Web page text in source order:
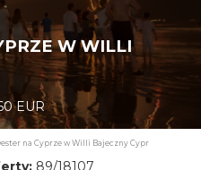
W WILLI
EUR
na Cyprze w Willi Bajeczny Cypr
89/18107